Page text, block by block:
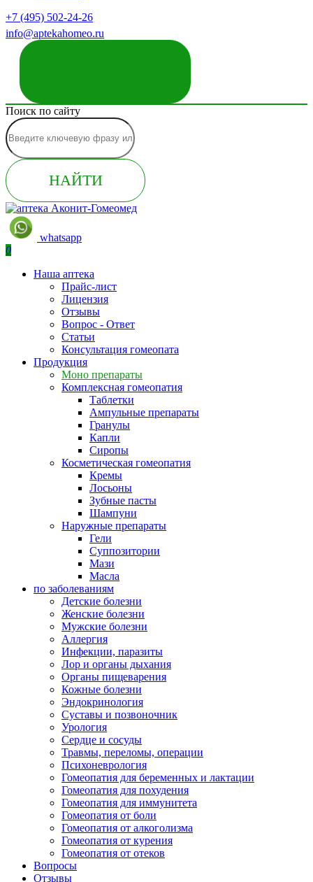
+7 (495) 502-24-26
info@aptekahomeo.ru
Поиск по сайту
НАЙТИ
whatsapp
0
Наша аптека
Прайс-лист
Лицензия
Отзывы
Вопрос - Ответ
Статьи
Консультация гомеопата
Продукция
Моно препараты
Комплексная гомеопатия
Таблетки
Ампульные препараты
Гранулы
Капли
Сиропы
Косметическая гомеопатия
Кремы
Лосьоны
Зубные пасты
Шампуни
Наружные препараты
Гели
Суппозитории
Мази
Масла
по заболеваниям
Детские болезни
Женские болезни
Мужские болезни
Аллергия
Инфекции, паразиты
Лор и органы дыхания
Органы пищеварения
Кожные болезни
Эндокринология
Суставы и позвоночник
Урология
Сердце и сосуды
Травмы, переломы, операции
Психоневрология
Гомеопатия для беременных и лактации
Гомеопатия для похудения
Гомеопатия для иммунитета
Гомеопатия от боли
Гомеопатия от алкоголизма
Гомеопатия от курения
Гомеопатия от отеков
Вопросы
Отзывы